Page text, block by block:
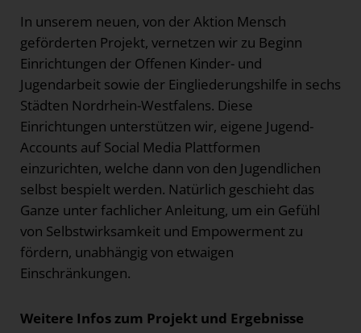
In unserem neuen, von der Aktion Mensch
geförderten Projekt, vernetzen wir zu Beginn
Einrichtungen der Offenen Kinder- und
Jugendarbeit sowie der Eingliederungshilfe in sechs
Städten Nordrhein-Westfalens. Diese
Einrichtungen unterstützen wir, eigene Jugend-
Accounts auf Social Media Plattformen
einzurichten, welche dann von den Jugendlichen
selbst bespielt werden. Natürlich geschieht das
Ganze unter fachlicher Anleitung, um ein Gefühl
von Selbstwirksamkeit und Empowerment zu
fördern, unabhängig von etwaigen
Einschränkungen.
Weitere Infos zum Projekt und Ergebnisse